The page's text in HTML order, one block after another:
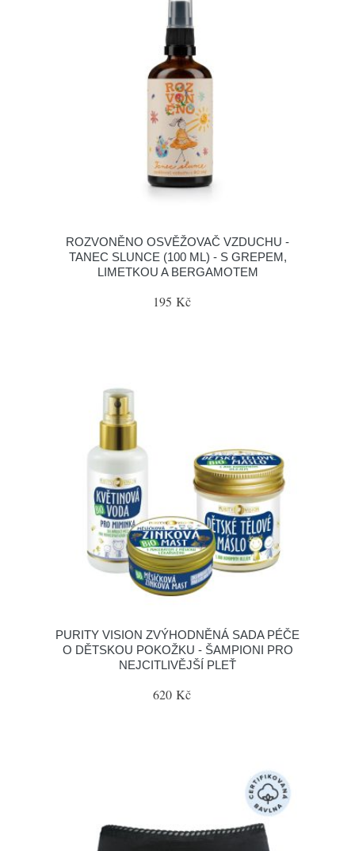
ROZVONĚNO OSVĚŽOVAČ VZDUCHU -
TANEC SLUNCE (100 ML) - S GREPEM,
LIMETKOU A BERGAMOTEM
195 Kč
PURITY VISION ZVÝHODNĚNÁ SADA PÉČE
O DĚTSKOU POKOŽKU - ŠAMPIONI PRO
NEJCITLIVĚJŠÍ PLEŤ
620 Kč